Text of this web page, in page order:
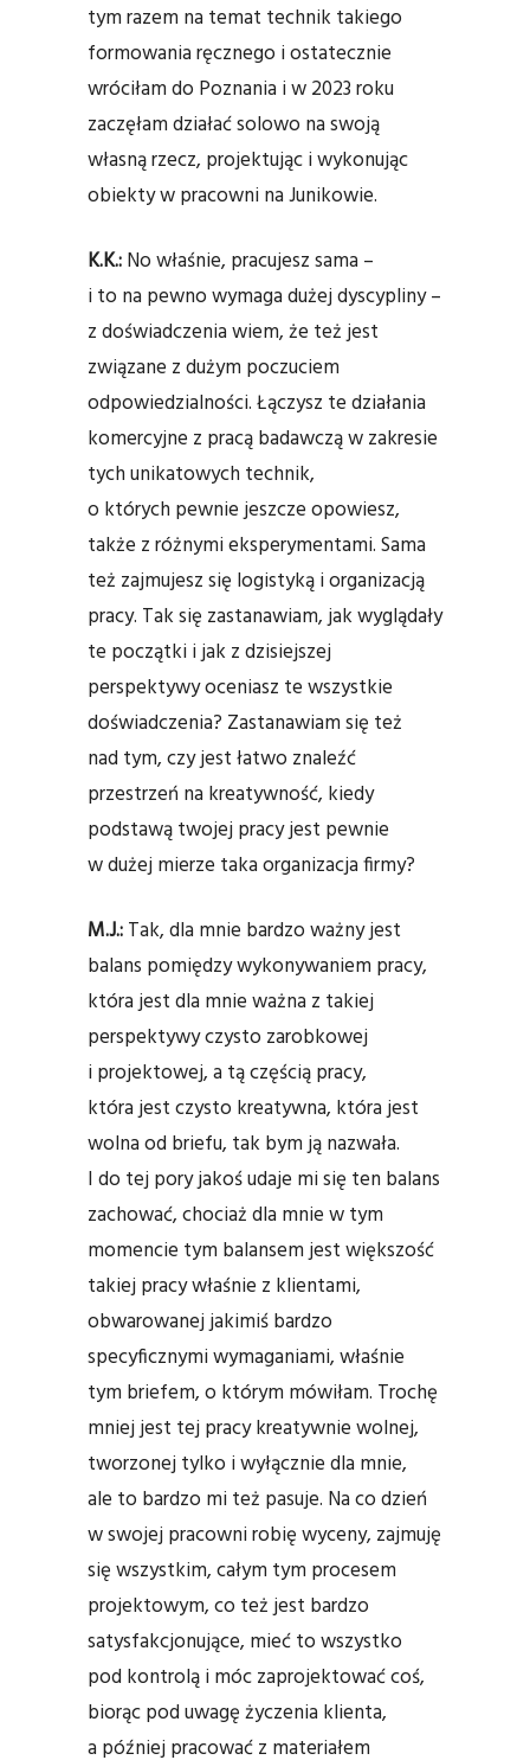
tym razem na temat technik takiego
formowania ręcznego i ostatecznie
wróciłam do Poznania i w 2023 roku
zaczęłam działać solowo na swoją
własną rzecz, projektując i wykonując
obiekty w pracowni na Junikowie.
K.K.:No właśnie, pracujesz sama –
i to na pewno wymaga dużej dyscypliny –
z doświadczenia wiem, że też jest
związane z dużym poczuciem
odpowiedzialności. Łączysz te działania
komercyjne z pracą badawczą w zakresie
tych unikatowych technik,
o których pewnie jeszcze opowiesz,
także z różnymi eksperymentami. Sama
też zajmujesz się logistyką i organizacją
pracy. Tak się zastanawiam, jak wyglądały
te początki i jak z dzisiejszej
perspektywy oceniasz te wszystkie
doświadczenia? Zastanawiam się też
nad tym, czy jest łatwo znaleźć
przestrzeń na kreatywność, kiedy
podstawą twojej pracy jest pewnie
w dużej mierze taka organizacja firmy?
M.J.:Tak, dla mnie bardzo ważny jest
balans pomiędzy wykonywaniem pracy,
która jest dla mnie ważna z takiej
perspektywy czysto zarobkowej
i projektowej, a tą częścią pracy,
która jest czysto kreatywna, która jest
wolna od briefu, tak bym ją nazwała.
I do tej pory jakoś udaje mi się ten balans
zachować, chociaż dla mnie w tym
momencie tym balansem jest większość
takiej pracy właśnie z klientami,
obwarowanej jakimiś bardzo
specyficznymi wymaganiami, właśnie
tym briefem, o którym mówiłam. Trochę
mniej jest tej pracy kreatywnie wolnej,
tworzonej tylko i wyłącznie dla mnie,
ale to bardzo mi też pasuje. Na co dzień
w swojej pracowni robię wyceny, zajmuję
się wszystkim, całym tym procesem
projektowym, co też jest bardzo
satysfakcjonujące, mieć to wszystko
pod kontrolą i móc zaprojektować coś,
biorąc pod uwagę życzenia klienta,
a później pracować z materiałem